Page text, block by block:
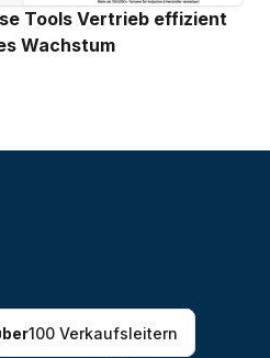
Tools Vertrieb effizient
Wachstum
100 Verkaufsleitern